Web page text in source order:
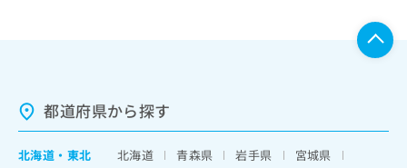
都道府県から探す
北海道 ・ 東北 北海道 青森県 岩手県
宮城県